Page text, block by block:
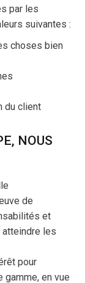
par les
suivantes :
choses bien
du client
NOUS
de
et
atteindre les
pour
gamme, en vue